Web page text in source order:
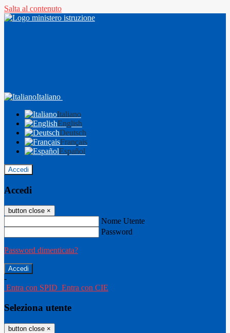
Salta al contenuto
Italiano
Italiano
English
Deutsch
Français
Español
Accedi
Accedi
button close ×
Nome Utente
Password
Password dimenticata?
-
Entra con SPID Entra con CIE
Seleziona utente
button close ×